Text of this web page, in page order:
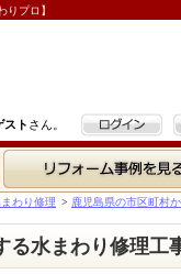
りプロ】
スト さん。 ログイン
リフォーム事例を見る
わり修理 > 鹿児島県の市区町村
る水まわり修理工